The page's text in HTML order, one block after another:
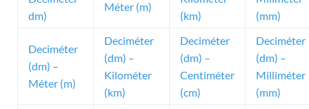
dm)
Méter (m)
(km)
(mm)
Deciméter
(dm) –
Méter (m)
Deciméter
(dm) –
Kilométer
(km)
Deciméter
(dm) –
Centiméter
(cm)
Deciméter
(dm) –
Milliméter
(mm)